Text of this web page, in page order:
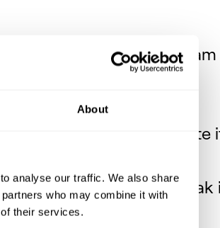
About
analyse our traffic. We also share
who may combine it with
their services.
op elkaar ingespeeld team
kost kostbare tijd
de wendbaarheid om snel te
een holistische aanpak